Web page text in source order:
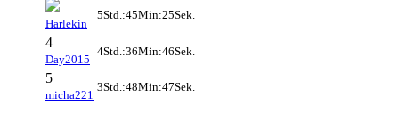
Harlekin
5Std.:45Min:25Sek.
4
Day2015
4Std.:36Min:46Sek.
5
micha221
3Std.:48Min:47Sek.